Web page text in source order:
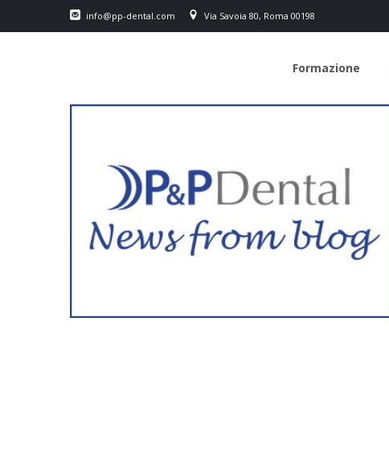
info@pp-dental.com Via Savoia 80, Roma 00198
Formazione